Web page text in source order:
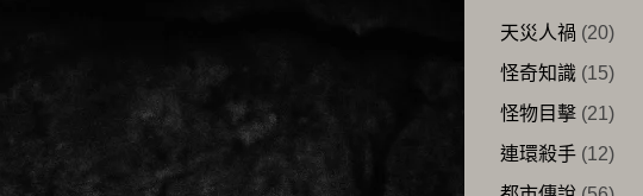
天災人禍 (20)
怪奇知識(15)
怪物目擊(21)
連環殺手(12)